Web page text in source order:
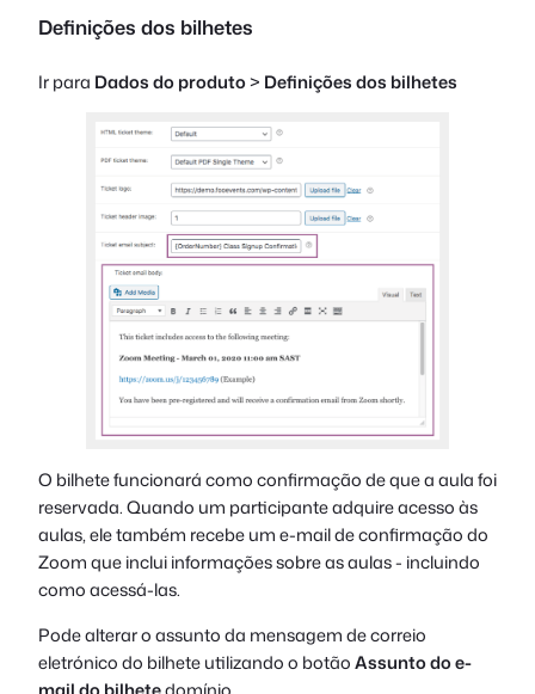
Definições dos bilhetes
Ir para Dados do produto> Definições dos bilhetes
O bilhete funcionará como confirmação de que a aula foi
reservada. Quando um participante adquire acesso às
aulas, ele também recebe um e-mail de confirmação do
Zoom que inclui informações sobre as aulas - incluindo
como acessá-las.
Pode alterar o assunto da mensagem de correio
eletrónico do bilhete utilizando o botãoAssunto do e-